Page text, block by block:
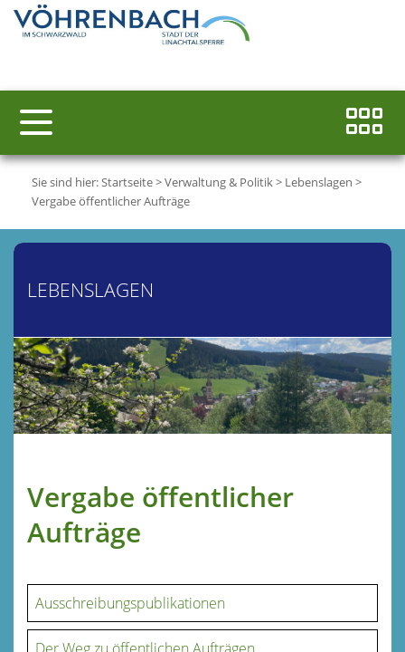
Sie sind hier:Startseite>Verwaltung & Politik> Lebenslagen >
Vergabe öffentlicher Aufträge
LEBENSLAGEN
Vergabe öffentlicher
Aufträge
Ausschreibungspublikationen
Der Weg zu öffentlichen Aufträgen